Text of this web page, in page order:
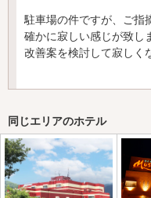
駐車場の件ですが、ご指
確かに寂しい感じが致し
改善案を検討して寂しく
おりますのでそちらの変
同じエリアのホテル